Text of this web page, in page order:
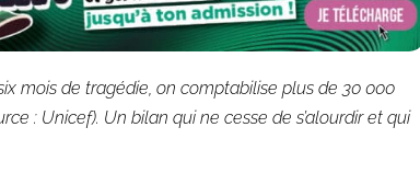
mois de tragédie, on comptabilise plus de 30 000
: Unicef). Un bilan qui ne cesse de s’alourdir et qui